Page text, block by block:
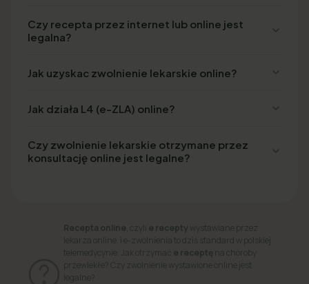
Czy recepta przez internet lub online jest
legalna?
Jak uzyskac zwolnienie lekarskie online?
Jak działa L4 (e-ZLA) online?
Czy zwolnienie lekarskie otrzymane przez
konsultację online jest legalne?
Recepta online , czyli e recepty wystawiane przez
lekarza online, i e-zwolnienia to dziś standard w polskiej
telemedycynie. Jak otrzymać e receptę na choroby
przewlekłe? Czy zwolnienie wystawione online jest
legalne?